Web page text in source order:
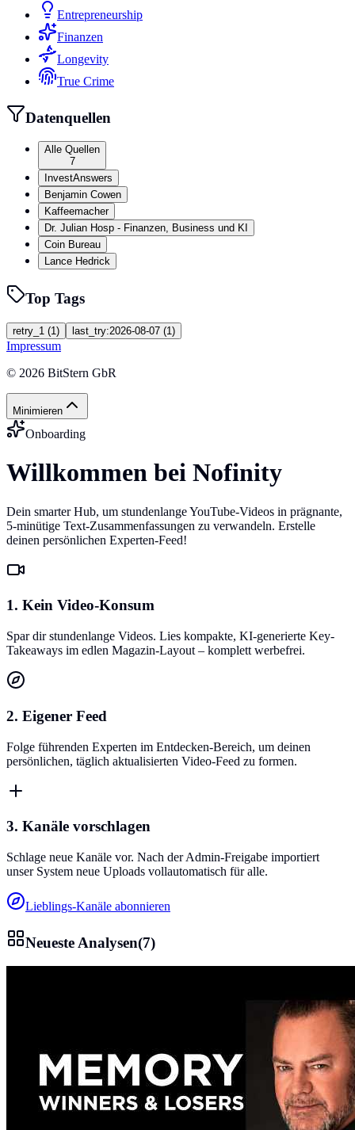
Entrepreneurship
Finanzen
Longevity
True Crime
Datenquellen
Alle Quellen
7
InvestAnswers
Benjamin Cowen
Kaffeemacher
Dr. Julian Hosp - Finanzen, Business und KI
Coin Bureau
Lance Hedrick
Top Tags
retry_1 (1 ) last_try:2026-08-07 (1 )
Impressum
© 2026 BitStern GbR
Minimieren
Onboarding
Willkommen bei Nofinity
Dein smarter Hub, um stundenlange YouTube-Videos in prägnante,
5-minütige Text-Zusammenfassungen zu verwandeln. Erstelle
deinen persönlichen Experten-Feed!
1. Kein Video-Konsum
Spar dir stundenlange Videos. Lies kompakte, KI-generierte Key-
Takeaways im edlen Magazin-Layout – komplett werbefrei.
2. Eigener Feed
Folge führenden Experten im Entdecken-Bereich, um deinen
persönlichen, täglich aktualisierten Video-Feed zu formen.
3. Kanäle vorschlagen
Schlage neue Kanäle vor. Nach der Admin-Freigabe importiert
unser System neue Uploads vollautomatisch für alle.
Lieblings-Kanäle abonnieren
Neueste Analysen(7)